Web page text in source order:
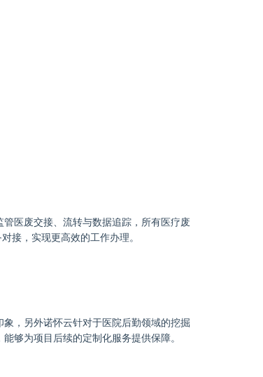
医废交接、流转与数据追踪，所有医疗废
接，实现更高效的工作办理。
，另外诺怀云针对于医院后勤领域的挖掘
够为项目后续的定制化服务提供保障。